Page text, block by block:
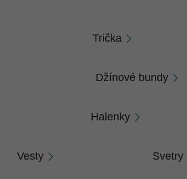
Trička
Džínové bundy
Halenky
Vesty Svetry